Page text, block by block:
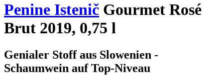
Penine Istenič Gourmet Rosé
Brut 2019, 0,75 l
Genialer Stoff aus Slowenien -
Schaumwein auf Top-Niveau